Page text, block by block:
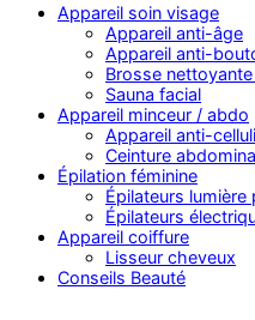
Appareil soin visage
Appareil anti-âge
Appareil anti-
Brosse
Sauna facial
Appareil minceur / abdo
Appareil anti-
Ceinture
Épilation féminine
Épilateurs lumière
Épilateurs
Appareil coiffure
Lisseur cheveux
Conseils Beauté